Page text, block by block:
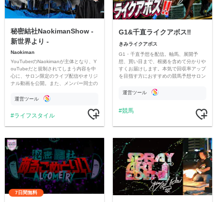
秘密結社NaokimanShow -
新世界より -
Naokiman
YouTuberのNaokimanが主体となり、Y
ouTubeだと規制されてしまう内容を中
心に、サロン限定のライブ配信やオリジ
ナル動画を公開。また、メンバー同士の
ただいています。
運営ツール
ライフスタイル
G1&千直ライクアボス‼️
きみライクアボス
G1・千直予想を配信。軸馬、展開予
想、買い目まで、根拠を含めて分かりや
すくお届けします。本気で回収率アップ
を目指す方におすすめの競馬予想サロン
運営ツール
競馬
7日間無料